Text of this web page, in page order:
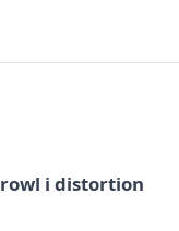
growl i distortion